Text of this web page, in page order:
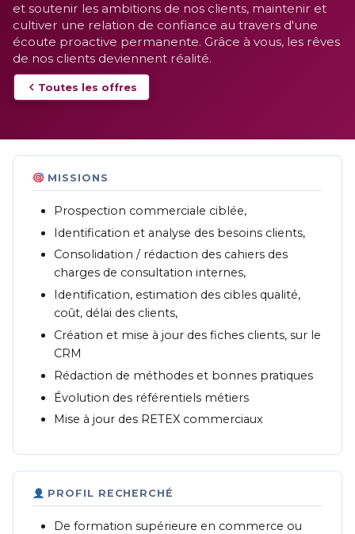
et soutenir les ambitions de nos clients, maintenir et
cultiver une relation de confiance au travers d'une
écoute proactive permanente. Grâce à vous, les rêves
de nos clients deviennent réalité.
Toutes les offres
MISSIONS
Prospection commerciale ciblée,
Identification et analyse des besoins clients,
Consolidation / rédaction des cahiers des
charges de consultation internes,
Identification, estimation des cibles qualité,
coût, délai des clients,
Création et mise à jour des fiches clients, sur le
CRM
Rédaction de méthodes et bonnes pratiques
Évolution des référentiels métiers
Mise à jour des RETEX commerciaux
PROFIL RECHERCHÉ
De formation supérieure en commerce ou